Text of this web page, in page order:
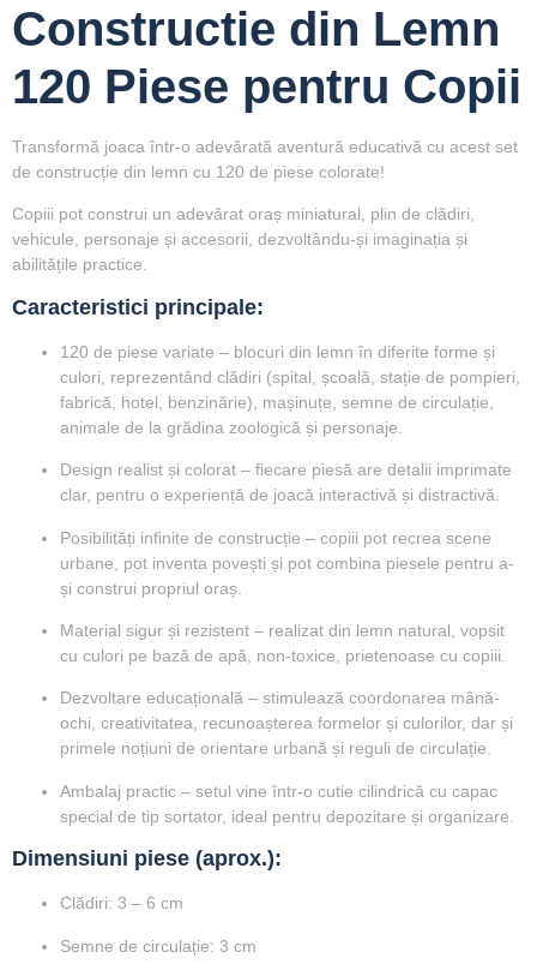
Constructie din Lemn
120 Piese pentru Copii
Transformă joaca într-o adevărată aventură educativă cu acest set
de construcție din lemn cu 120 de piese colorate!
Copiii pot construi un adevărat oraș miniatural, plin de clădiri,
vehicule, personaje și accesorii, dezvoltându-și imaginația și
abilitățile practice.
Caracteristici principale:
120 de piese variate – blocuri din lemn în diferite forme și
culori, reprezentând clădiri (spital, școală, stație de pompieri,
fabrică, hotel, benzinărie), mașinuțe, semne de circulație,
animale de la grădina zoologică și personaje.
Design realist și colorat – fiecare piesă are detalii imprimate
clar, pentru o experiență de joacă interactivă și distractivă.
Posibilități infinite de construcție – copiii pot recrea scene
urbane, pot inventa povești și pot combina piesele pentru a-
și construi propriul oraș.
Material sigur și rezistent – realizat din lemn natural, vopsit
cu culori pe bază de apă, non-toxice, prietenoase cu copiii.
Dezvoltare educațională – stimulează coordonarea mână-
ochi, creativitatea, recunoașterea formelor și culorilor, dar și
primele noțiuni de orientare urbană și reguli de circulație.
Ambalaj practic – setul vine într-o cutie cilindrică cu capac
special de tip sortator, ideal pentru depozitare și organizare.
Dimensiuni piese (aprox.):
Clădiri: 3 – 6 cm
Semne de circulație: 3 cm